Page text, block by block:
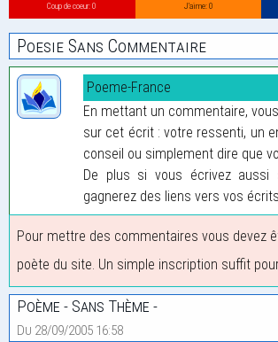
Coup de coeur: 0 J’aime: 0
Poesie Sans Commentaire
Poeme-France
En mettant un commentaire,
sur cet écrit : votre ressenti, un
conseil ou simplement dire que
De plus si vous écrivez aussi
gagnerez des liens vers vos
Pour mettre des commentaires vous devez
poète du site. Un simple inscription suffit
Poème - Sans Thème -
Du 28/09/2005 16:58